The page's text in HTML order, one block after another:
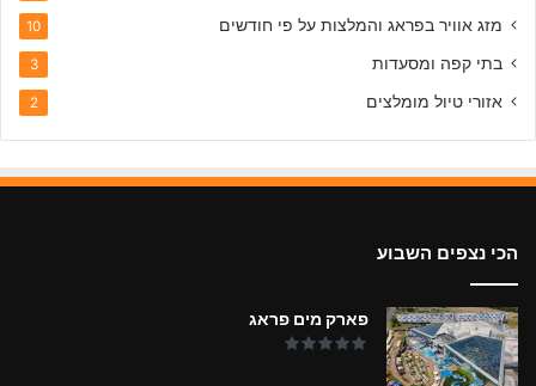
מזג אוויר בפראג והמלצות על פי חודשים 10
בתי קפה ומסעדות 3
אזורי טיול מומלצים 2
הכי נצפים השבוע
פארק מים פראג